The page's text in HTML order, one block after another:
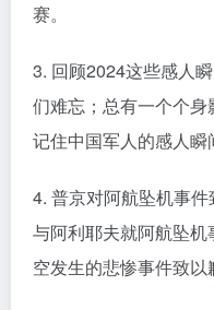
赛。
3. 回顾2024这些感人
们难忘；总有一个个身
记住中国军人的感人瞬
4. 普京对阿航坠机事
与阿利耶夫就阿航坠
空发生的悲惨事件致以